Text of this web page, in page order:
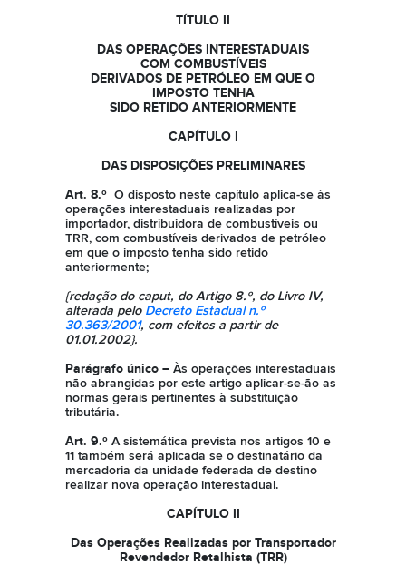
TÍTULO II
DAS OPERAÇÕES INTERESTADUAIS
COM COMBUSTÍVEIS
DERIVADOS DE PETRÓLEO EM QUE O
IMPOSTO TENHA
SIDO RETIDO ANTERIORMENTE
CAPÍTULO I
DAS DISPOSIÇÕES PRELIMINARES
Art. 8.º O disposto neste capítulo aplica-se às
operações interestaduais realizadas por
importador, distribuidora de combustíveis ou
TRR, com combustíveis derivados de petróleo
em que o imposto tenha sido retido
anteriormente;
{redação do caput, do Artigo 8.º, do Livro IV,
alterada pelo Decreto Estadual n.º
30.363/2001, com efeitos a partir de
01.01.2002}.
Parágrafo único – Às operações interestaduais
não abrangidas por este artigo aplicar-se-ão as
normas gerais pertinentes à substituição
tributária.
Art. 9.º A sistemática prevista nos artigos 10 e
11 também será aplicada se o destinatário da
mercadoria da unidade federada de destino
realizar nova operação interestadual.
CAPÍTULO II
Das Operações Realizadas por Transportador
Revendedor Retalhista (TRR)